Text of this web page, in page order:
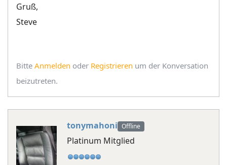
Gruß,
Steve
Bitte Anmelden oder Registrieren um der Konversation
beizutreten.
tonymahoni Offline
Platinum Mitglied